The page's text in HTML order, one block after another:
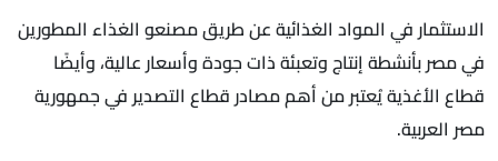
الاستثمار في المواد الغذائية عن طريق مصنعو الغذاء المطورين
في مصر بأنشطة إنتاج وتعبئة ذات جودة وأسعار عالية، وأيضًا
قطاع الأغذية يُعتبر من أهم مصادر قطاع التصدير في جمهورية
مصر العربية.